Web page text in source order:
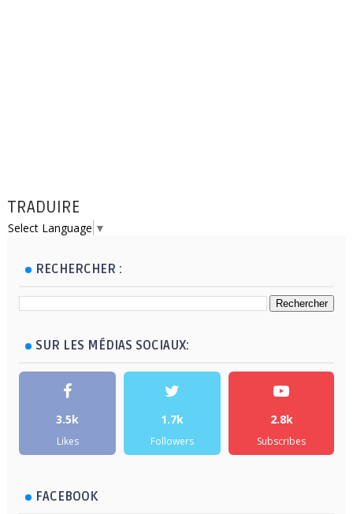
TRADUIRE
Select Language ▼
RECHERCHER :
SUR LES MÉDIAS SOCIAUX:
3.5k
Likes
1.7k
Followers
2.8k
Subscribes
FACEBOOK